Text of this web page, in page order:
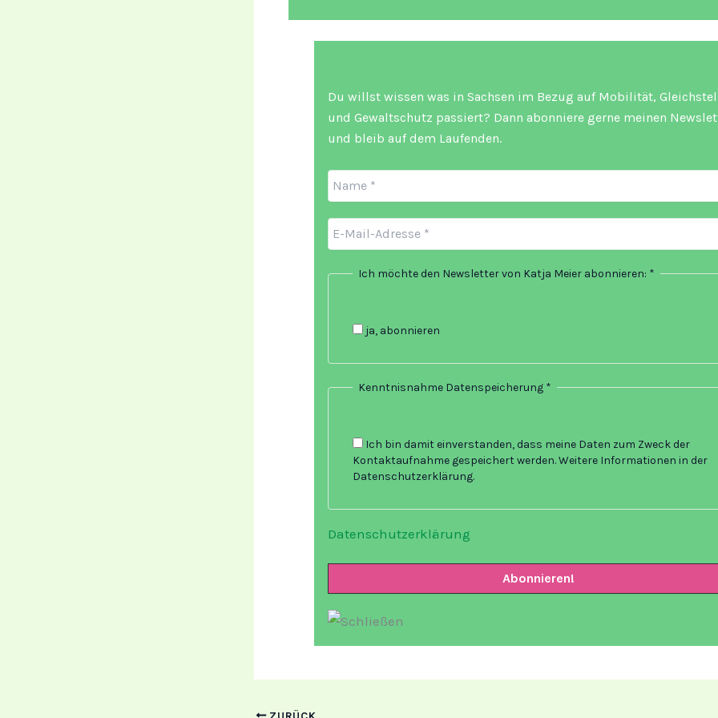
Du willst wissen was in Sachsen im Bezug auf Mobilität,
und Gewaltschutz passiert? Dann abonniere gerne meinen
und bleib auf dem Laufenden.
Ich möchte den Newsletter von Katja Meier abonnieren: *
ja, abonnieren
Kenntnisnahme Datenspeicherung *
Ich bin damit einverstanden, dass meine Daten zum Zweck der
Kontaktaufnahme gespeichert werden. Weitere Informationen in der
Datenschutzerklärung.
Datenschutzerklärung